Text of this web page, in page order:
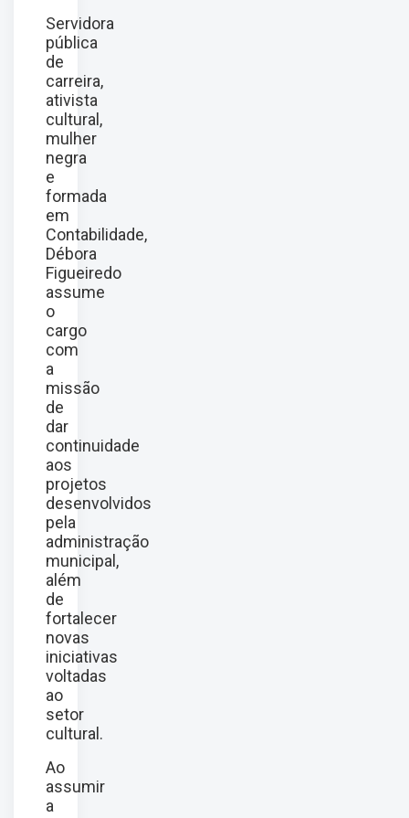
Servidora
pública
de
carreira,
ativista
cultural,
mulher
negra
e
formada
em
Contabilidade,
Débora
Figueiredo
assume
o
cargo
com
a
missão
de
dar
continuidade
aos
projetos
desenvolvidos
pela
administração
municipal,
além
de
fortalecer
novas
iniciativas
voltadas
ao
setor
cultural.
Ao
assumir
a